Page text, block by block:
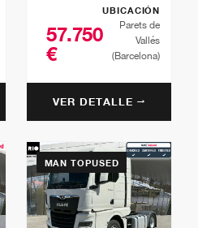
57.750
€
UBICACIÓN
Parets de
Vallés
(Barcelona)
VER DETALLE →
MAN TOPUSED